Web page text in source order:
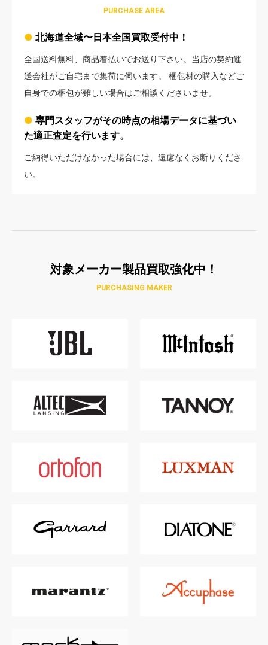
PURCHASE AREA
● 北海道全域〜日本全国買取受付中！
全国送料無料、商品着払いでお送り下さい。当店の契約運
送会社がご自宅まで集荷に伺います。 梱包材の購入などご
自身での梱包が難しい場合はご相談くださいませ。
● 専門スタッフがその時点の相場データに基づい
た適正査定を行います。
ご納得いただけなかった場合には、遠慮なくお断りくださ
い。
対象メーカー製品買取強化中！
PURCHASING MAKER